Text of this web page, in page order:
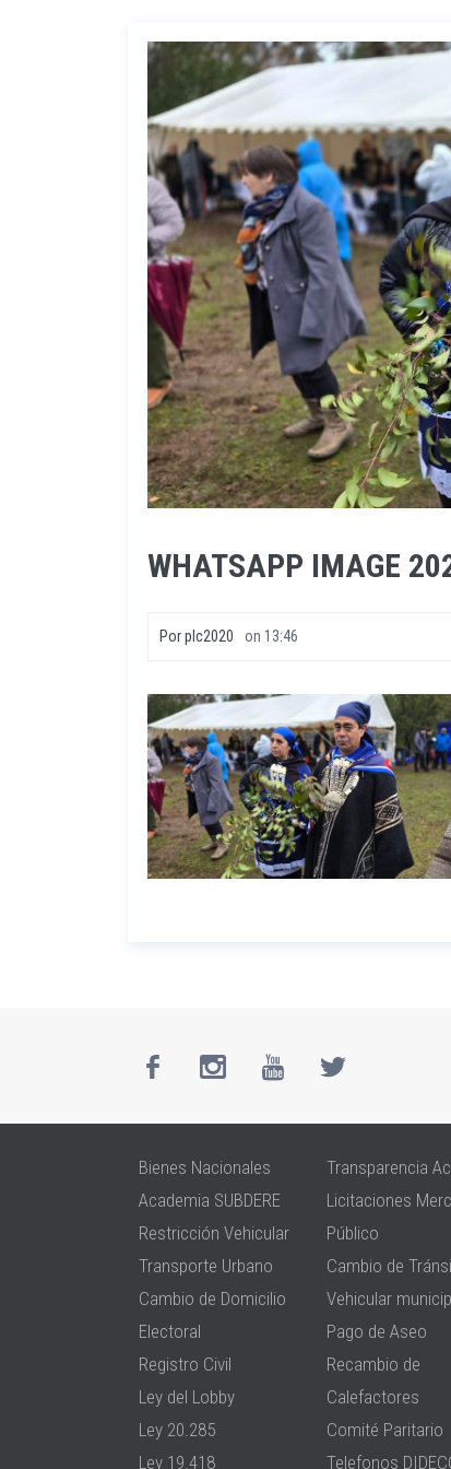
WHATSAPP IMAGE
Porplc2020 on 13:46
Bienes Nacionales
Academia SUBDERE
Restricción Vehicular
Transporte Urbano
Cambio de Domicilio
Electoral
Registro Civil
Ley del Lobby
Ley 20.285
Ley 19.418
Transparencia
Licitaciones
Público
Cambio de
Vehicular
Pago de Aseo
Recambio de
Calefactores
Comité Paritario
Telefonos